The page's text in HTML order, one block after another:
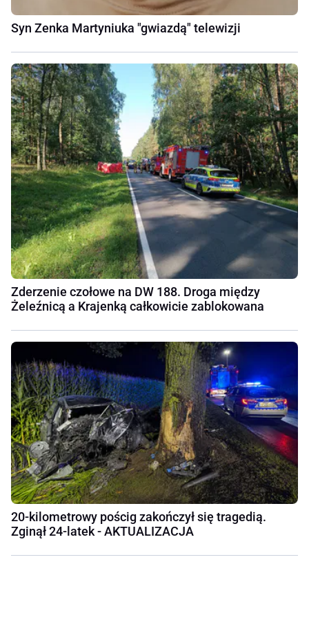
Syn Zenka Martyniuka "gwiazdą" telewizji
Zderzenie czołowe na DW 188. Droga między
Żeleźnicą a Krajenką całkowicie zablokowana
20-kilometrowy pościg zakończył się tragedią.
Zginął 24-latek - AKTUALIZACJA